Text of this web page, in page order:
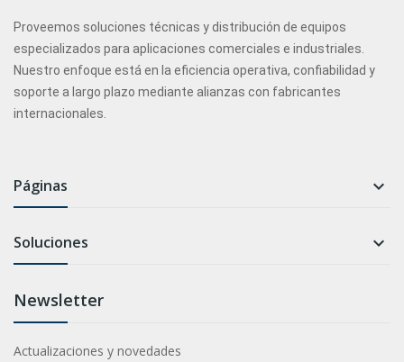
Proveemos soluciones técnicas y distribución de equipos
especializados para aplicaciones comerciales e industriales.
Nuestro enfoque está en la eficiencia operativa, confiabilidad y
soporte a largo plazo mediante alianzas con fabricantes
internacionales.
Páginas 
Soluciones 
Newsletter
Actualizaciones y novedades